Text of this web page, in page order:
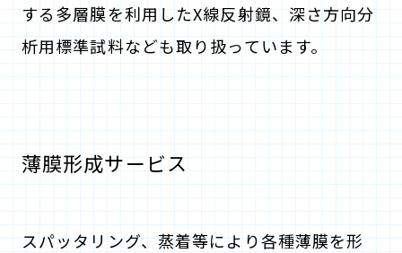
する多層膜を利用したX線反射鏡、深さ方向分
析用標準試料なども取り扱っています。
薄膜形成サービス
スパッタリング、蒸着等により各種薄膜を形